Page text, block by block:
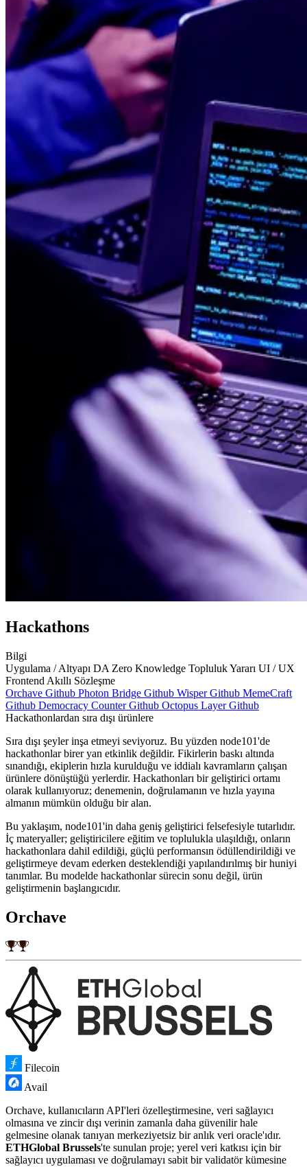
Hackathons
Bilgi
Uygulama / Altyapı DA Zero Knowledge Topluluk Yararı UI / UX
Frontend Akıllı Sözleşme
Orchave Github Photon Bridge Github Wisper Github MemeCraft
Github Democracy Counter Github Octopus Layer Github
Hackathonlardan sıra dışı ürünlere
Sıra dışı şeyler inşa etmeyi seviyoruz. Bu yüzden node101'de
hackathonlar birer yan etkinlik değildir. Fikirlerin baskı altında
sınandığı, ekiplerin hızla kurulduğu ve iddialı kavramların çalışan
ürünlere dönüştüğü yerlerdir. Hackathonları bir geliştirici ortamı
olarak kullanıyoruz; denemenin, doğrulamanın ve hızla yayına
almanın mümkün olduğu bir alan.
Bu yaklaşım, node101'in daha geniş geliştirici felsefesiyle tutarlıdır.
İç materyaller; geliştiricilere eğitim ve toplulukla ulaşıldığı, onların
hackathonlara dahil edildiği, güçlü performansın ödüllendirildiği ve
geliştirmeye devam ederken desteklendiği yapılandırılmış bir huniyi
tanımlar. Bu modelde hackathonlar sürecin sonu değil, ürün
geliştirmenin başlangıcıdır.
Orchave
Filecoin
Avail
Orchave, kullanıcıların API'leri özelleştirmesine, veri sağlayıcı
olmasına ve zincir dışı verinin zamanla daha güvenilir hale
gelmesine olanak tanıyan merkeziyetsiz bir anlık veri oracle'ıdır.
ETHGlobal Brussels'te sunulan proje; yerel veri katkısı için bir
sağlayıcı uygulaması ve doğrulamayı sabit bir validatör kümesine